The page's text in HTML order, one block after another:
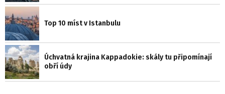
Top 10 míst v Istanbulu
Úchvatná krajina Kappadokie: skály tu připomínají
obří údy